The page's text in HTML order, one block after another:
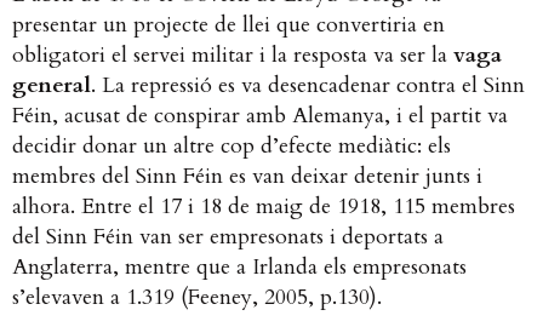
presentar un projecte de llei que convertiria en
obligatori el servei militar i la resposta va ser la vaga
general. La repressió es va desencadenar contra el Sinn
Féin, acusat de conspirar amb Alemanya, i el partit va
decidir donar un altre cop d’efecte mediàtic: els
membres del Sinn Féin es van deixar detenir junts i
alhora. Entre el 17 i 18 de maig de 1918, 115 membres
del Sinn Féin van ser empresonats i deportats a
Anglaterra, mentre que a Irlanda els empresonats
s’elevaven a 1.319 (Feeney, 2005, p.130).